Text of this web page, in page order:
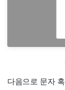
다음으로 문자